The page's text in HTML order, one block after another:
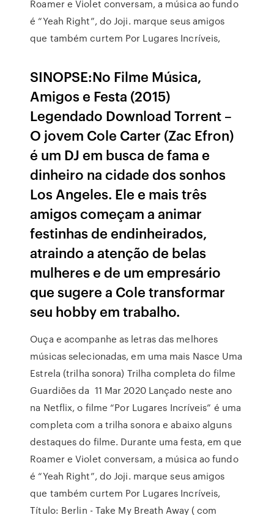
Roamer e Violet conversam, a música ao fundo
é “Yeah Right”, do Joji. marque seus amigos
que também curtem Por Lugares Incríveis,
SINOPSE:No Filme Música,
Amigos e Festa (2015)
Legendado Download Torrent –
O jovem Cole Carter (Zac Efron)
é um DJ em busca de fama e
dinheiro na cidade dos sonhos
Los Angeles. Ele e mais três
amigos começam a animar
festinhas de endinheirados,
atraindo a atenção de belas
mulheres e de um empresário
que sugere a Cole transformar
seu hobby em trabalho.
Ouça e acompanhe as letras das melhores
músicas selecionadas, em uma mais Nasce Uma
Estrela (trilha sonora) Trilha completa do filme
Guardiões da 11 Mar 2020 Lançado neste ano
na Netflix, o filme “Por Lugares Incríveis” é uma
completa com a trilha sonora e abaixo alguns
destaques do filme. Durante uma festa, em que
Roamer e Violet conversam, a música ao fundo
é “Yeah Right”, do Joji. marque seus amigos
que também curtem Por Lugares Incríveis,
Título: Berlin - Take My Breath Away ( com